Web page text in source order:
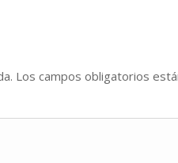
Los campos obligatorios